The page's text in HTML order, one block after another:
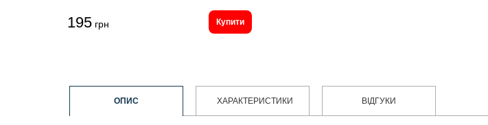
195 грн Купити
ОПИС ХАРАКТЕРИСТИКИ ВІДГУКИ